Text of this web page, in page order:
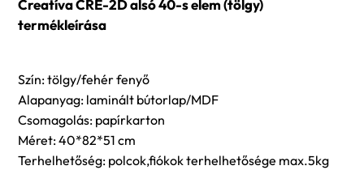
Creatíva CRE-2D alsó 40-s elem (tölgy)
termékleírása
Szín: tölgy/fehér fenyő
Alapanyag: laminált bútorlap/MDF
Csomagolás: papírkarton
Méret: 40*82*51 cm
Terhelhetőség: polcok,fiókok terhelhetősége max.5kg